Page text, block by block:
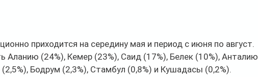
приходится на середину мая и период с июня по август.
Аланию (24%), Кемер (23%), Саид (17%), Белек (10%), Анталию
Бодрум (2,3%), Стамбул (0,8%) и Кушадасы (0,2%).